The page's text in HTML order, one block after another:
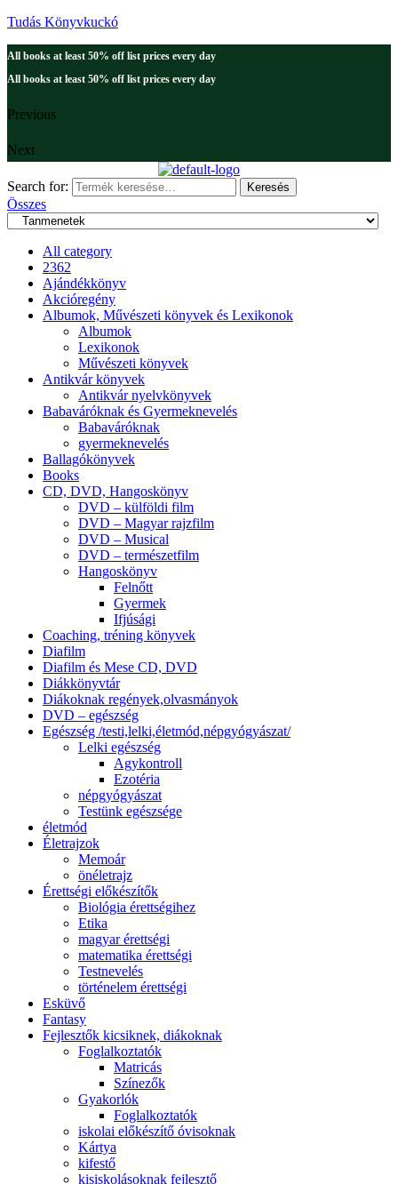
Tudás Könyvkuckó
All books at least 50% off list prices every day
All books at least 50% off list prices every day
Previous
Next
Search for: Keresés
Összes
All category
2362
Ajándékkönyv
Akcióregény
Albumok, Művészeti könyvek és Lexikonok
Albumok
Lexikonok
Művészeti könyvek
Antikvár könyvek
Antikvár nyelvkönyvek
Babaváróknak és Gyermeknevelés
Babaváróknak
gyermeknevelés
Ballagókönyvek
Books
CD, DVD, Hangoskönyv
DVD – külföldi film
DVD – Magyar rajzfilm
DVD – Musical
DVD – természetfilm
Hangoskönyv
Felnőtt
Gyermek
Ifjúsági
Coaching, tréning könyvek
Diafilm
Diafilm és Mese CD, DVD
Diákkönyvtár
Diákoknak regények,olvasmányok
DVD – egészség
Egészség /testi,lelki,életmód,népgyógyászat/
Lelki egészség
Agykontroll
Ezotéria
népgyógyászat
Testünk egészsége
életmód
Életrajzok
Memoár
önéletrajz
Érettségi előkészítők
Biológia érettségihez
Etika
magyar érettségi
matematika érettségi
Testnevelés
történelem érettségi
Esküvő
Fantasy
Fejlesztők kicsiknek, diákoknak
Foglalkoztatók
Matricás
Színezők
Gyakorlók
Foglalkoztatók
iskolai előkészítő óvisoknak
Kártya
kifestő
kisiskolásoknak fejlesztő